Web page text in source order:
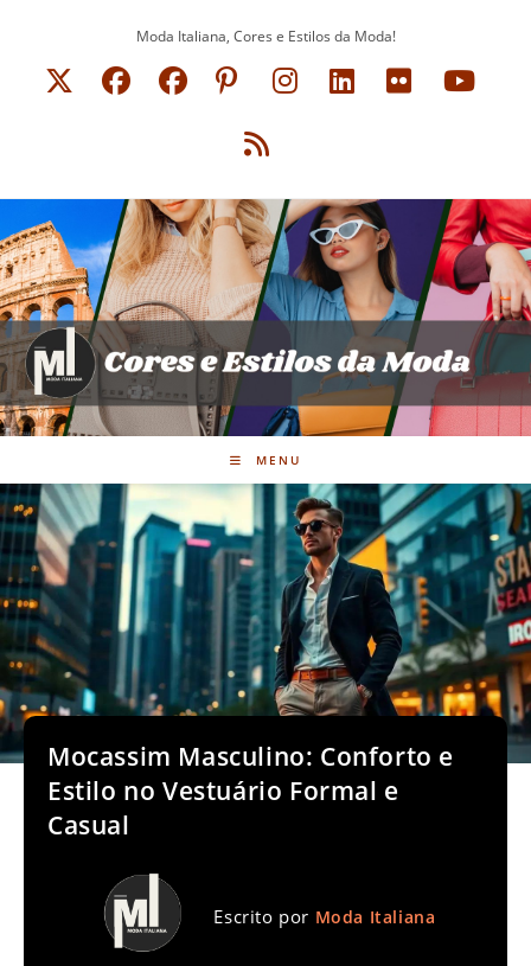
Moda Italiana, Cores e Estilos da Moda!
MENU
Mocassim Masculino: Conforto e
Estilo no Vestuário Formal e
Casual
Escrito por Moda Italiana